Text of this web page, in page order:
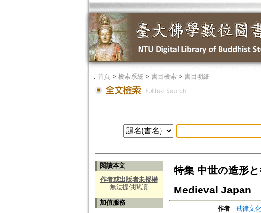
． 首頁> 檢索系統> 書目檢索> 書目明細
閱讀本文
作者或出版者未授權
無法提供閱讀
加值服務
特集 中世の造形
Medieval Japan
作者
戒律文